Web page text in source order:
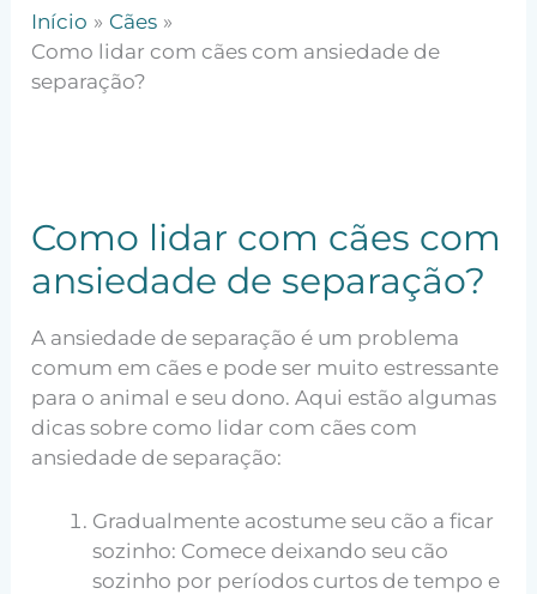
Início
Cães
Como lidar com cães com ansiedade de
separação?
Como lidar com cães com
ansiedade de separação?
A ansiedade de separação é um problema
comum em cães e pode ser muito estressante
para o animal e seu dono. Aqui estão algumas
dicas sobre como lidar com cães com
ansiedade de separação:
Gradualmente acostume seu cão a ficar
sozinho: Comece deixando seu cão
sozinho por períodos curtos de tempo e